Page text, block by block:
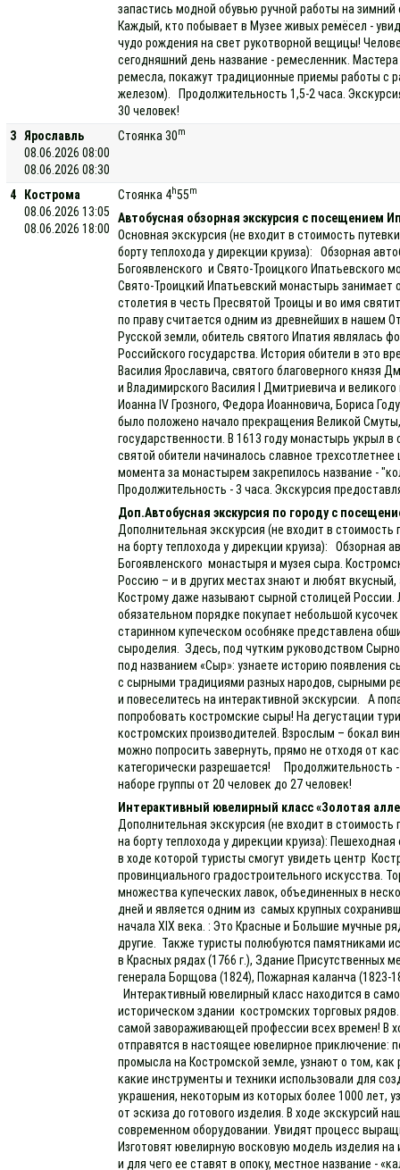
запастись модной обувью ручной работы на
Каждый, кто побывает в Музее живых ремёсел -
чудо рождения на свет рукотворной вещицы!
сегодняшний день название - ремесленник.
ремесла, покажут традиционные приемы работы с
железом). Продолжительность 1,5-2 часа.
30 человек!
3
Ярославль
08.06.2026 08:00
08.06.2026 08:30
Стоянка 30m
4
Кострома
08.06.2026 13:05
08.06.2026 18:00
Стоянка 4h55m
Автобусная обзорная экскурсия с посещением
Основная экскурсия (не входит в стоимость
борту теплохода у дирекции круиза): Обзорная
Богоявленского и Свято-Троицкого Ипатьевского
Свято-Троицкий Ипатьевский монастырь занимает
столетия в честь Пресвятой Троицы и во имя
по праву считается одним из древнейших в нашем
Русской земли, обитель святого Ипатия являлась
Российского государства. История обители в это
Василия Ярославича, святого благоверного князя
и Владимирского Василия I Дмитриевича и
Иоанна IV Грозного, Федора Иоанновича, Бориса
было положено начало прекращения Великой
государственности. В 1613 году монастырь укрыл
святой обители начиналось славное
момента за монастырем закрепилось название -
Продолжительность - 3 часа. Экскурсия
Доп.Автобусная экскурсия по городу с
Дополнительная экскурсия (не входит в
на борту теплохода у дирекции круиза): Обзорная
Богоявленского монастыря и музея сыра.
Россию – и в других местах знают и любят
Кострому даже называют сырной столицей России.
обязательном порядке покупает небольшой
старинном купеческом особняке представлена
сыроделия. Здесь, под чутким руководством
под названием «Сыр»: узнаете историю появления
с сырными традициями разных народов, сырными
и повеселитесь на интерактивной экскурсии. А
попробовать костромские сыры! На дегустации
костромских производителей. Взрослым – бокал
можно попросить завернуть, прямо не отходя от
категорически разрешается! Продолжительность
наборе группы от 20 человек до 27 человек!
Интерактивный ювелирный класс «Золотая
Дополнительная экскурсия (не входит в
на борту теплохода у дирекции круиза):
в ходе которой туристы смогут увидеть центр
провинциального градостроительного искусства.
множества купеческих лавок, объединенных в
дней и является одним из самых крупных
начала XIX века. : Это Красные и Большие мучные
другие. Также туристы полюбуются
в Красных рядах (1766 г.), Здание Присутственных
генерала Борщова (1824), Пожарная каланча (1823-
Интерактивный ювелирный класс находится в
историческом здании костромских торговых
самой завораживающей профессии всех времен! В
отправятся в настоящее ювелирное приключение:
промысла на Костромской земле, узнают о том,
какие инструменты и техники использовали для
украшения, некоторым из которых более 1000 лет,
от эскиза до готового изделия. В ходе экскурсий
современном оборудовании. Увидят процесс
Изготовят ювелирную восковую модель изделия
и для чего ее ставят в опоку, местное название -